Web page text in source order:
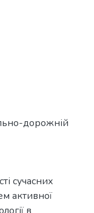
дорожній
сучасних
активної